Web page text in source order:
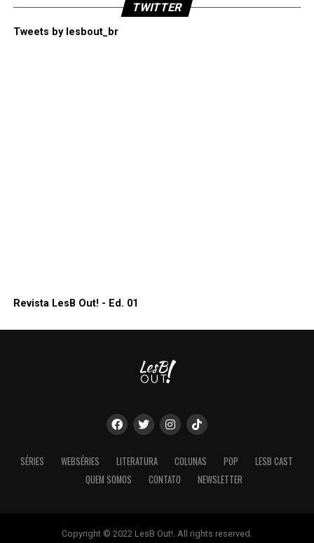
TWITTER
Tweets by lesbout_br
Revista LesB Out! - Ed. 01
SÉRIES WEBSÉRIES LITERATURA COLUNAS POP
LESB CAST
QUEM SOMOS
CONTATO NEWSLETTER
Copyright © 2022 LesB Out!. All rights reserved.